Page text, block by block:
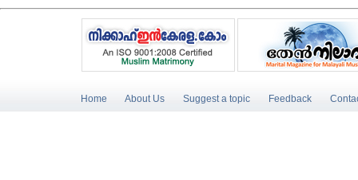
Home About Us Suggest a topic Feedback